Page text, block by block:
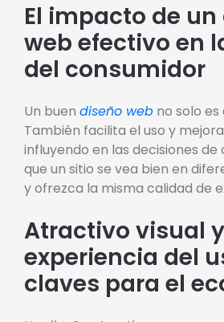
El impacto de
web efectivo en
del consumidor
Un buen diseño web no solo
También facilita el uso y
influyendo en las decisiones de
que un sitio se vea bien en
y ofrezca la misma calidad de
Atractivo visual y
experiencia del
claves para el